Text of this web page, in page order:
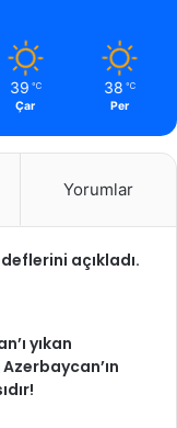
39 ℃
Çar
38 ℃
Per
Yorumlar
açıkladı.
yıkan